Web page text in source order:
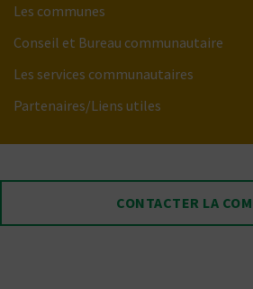
Les communes
Conseil et Bureau communautaire
Les services communautaires
Partenaires/Liens utiles
CONTACTER LA